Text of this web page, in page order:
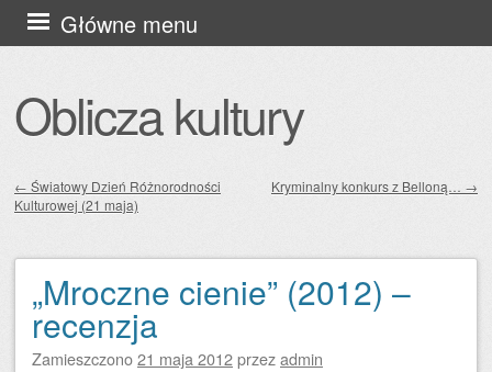
Oblicza kultury
Główne menu
Przejdź
do
Zobacz wpisy
← Światowy Dzień Różnorodności
Kulturowej (21 maja)
Kryminalny konkurs z Belloną… →
„Mroczne cienie” (2012) –
recenzja
Zamieszczono21 maja 2012przezadmin